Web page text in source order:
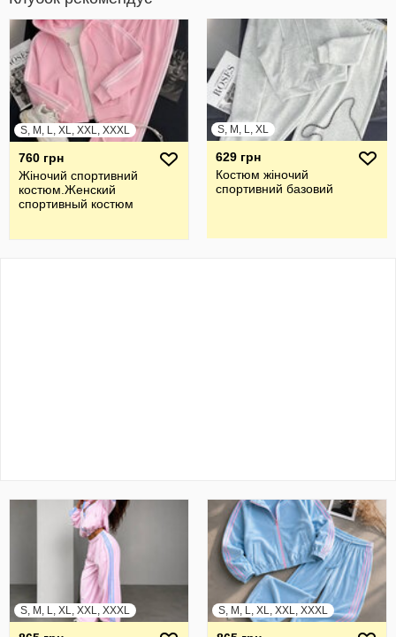
S, M, L, XL, XXL, XXXL
760 грн
Жiночий спортивний
костюм.Женский
спортивный костюм
S, M, L, XL
629 грн
Костюм жіночий
спортивний базовий
S, M, L, XL, XXL, XXXL S, M, L, XL, XXL, XXXL